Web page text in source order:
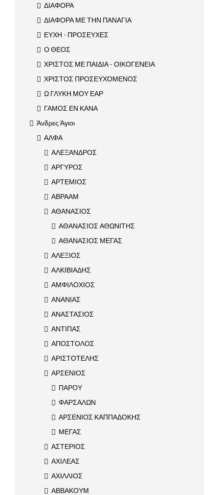
ΔΙΑΦΟΡΑ
ΔΙΑΦΟΡΑ ΜΕ ΤΗΝ ΠΑΝΑΓΙΑ
ΕΥΧΗ - ΠΡΟΣΕΥΧΕΣ
Ο ΘΕΟΣ
ΧΡΙΣΤΟΣ ΜΕ ΠΑΙΔΙΑ - ΟΙΚΟΓΕΝΕΙΑ
ΧΡΙΣΤΟΣ ΠΡΟΣΕΥΧΟΜΕΝΟΣ
Ω ΓΛΥΚΗ ΜΟΥ ΕΑΡ
ΓΑΜΟΣ ΕΝ ΚΑΝΑ
Άνδρες Άγιοι
ΑΛΦΑ
ΑΛΕΞΑΝΔΡΟΣ
ΑΡΓΥΡΟΣ
ΑΡΤΕΜΙΟΣ
ΑΒΡΑΑΜ
ΑΘΑΝΑΣΙΟΣ
ΑΘΑΝΑΣΙΟΣ ΑΘΩΝΙΤΗΣ
ΑΘΑΝΑΣΙΟΣ ΜΕΓΑΣ
ΑΛΕΞΙΟΣ
ΑΛΚΙΒΙΑΔΗΣ
ΑΜΦΙΛΟΧΙΟΣ
ΑΝΑΝΙΑΣ
ΑΝΑΣΤΑΣΙΟΣ
ΑΝΤΙΠΑΣ
ΑΠΟΣΤΟΛΟΣ
ΑΡΙΣΤΟΤΕΛΗΣ
ΑΡΣΕΝΙΟΣ
ΠΑΡΟΥ
ΦΑΡΣΑΛΩΝ
ΑΡΣΕΝΙΟΣ ΚΑΠΠΑΔΟΚΗΣ
ΜΕΓΑΣ
ΑΣΤΕΡΙΟΣ
ΑΧΙΛΕΑΣ
ΑΧΙΛΛΙΟΣ
ΑΒΒΑΚΟΥΜ